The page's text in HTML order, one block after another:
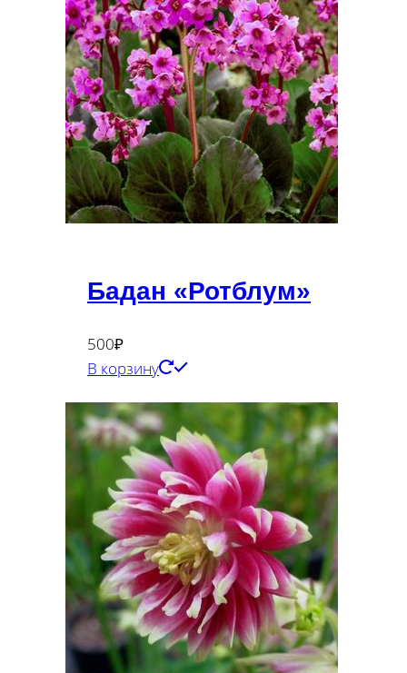
Бадан «Ротблум»
500₽
В корзину